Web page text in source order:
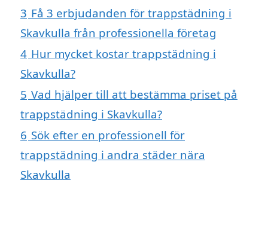
3 Få 3 erbjudanden för trappstädning i
Skavkulla från professionella företag
4 Hur mycket kostar trappstädning i
Skavkulla?
5 Vad hjälper till att bestämma priset på
trappstädning i Skavkulla?
6 Sök efter en professionell för
trappstädning i andra städer nära
Skavkulla